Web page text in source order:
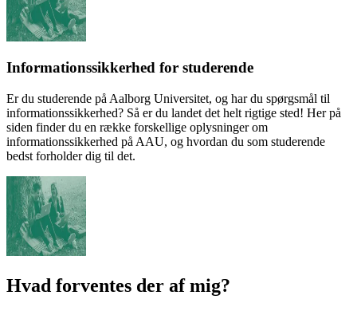
Informationssikkerhed for studerende
Er du studerende på Aalborg Universitet, og har du spørgsmål til
informationssikkerhed? Så er du landet det helt rigtige sted! Her på
siden finder du en række forskellige oplysninger om
informationssikkerhed på AAU, og hvordan du som studerende
bedst forholder dig til det.
Hvad forventes der af mig?